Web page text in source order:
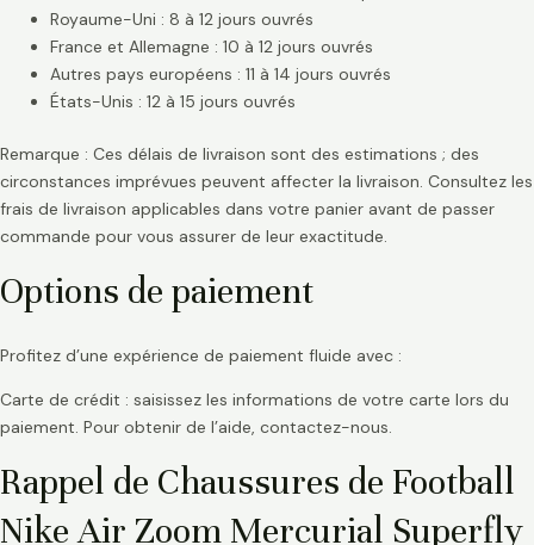
Royaume-Uni : 8 à 12 jours ouvrés
France et Allemagne : 10 à 12 jours ouvrés
Autres pays européens : 11 à 14 jours ouvrés
États-Unis : 12 à 15 jours ouvrés
Remarque : Ces délais de livraison sont des estimations ; des
circonstances imprévues peuvent affecter la livraison. Consultez les
frais de livraison applicables dans votre panier avant de passer
commande pour vous assurer de leur exactitude.
Options de paiement
Profitez d’une expérience de paiement fluide avec :
Carte de crédit : saisissez les informations de votre carte lors du
paiement. Pour obtenir de l’aide, contactez-nous.
Rappel de Chaussures de Football
Nike Air Zoom Mercurial Superfly